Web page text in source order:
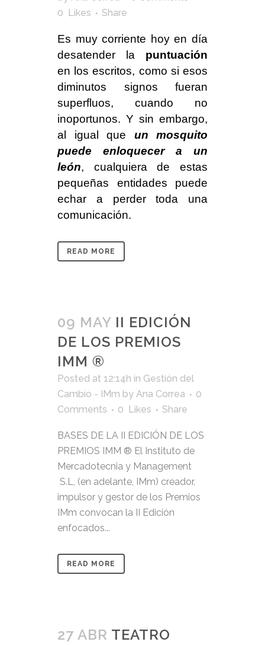
0 Likes Share
Es muy corriente hoy en día
desatender la puntuación
en los escritos, como si esos
diminutos signos fueran
superfluos, cuando no
inoportunos. Y sin embargo,
al igual que un mosquito
puede enloquecer a un
león, cualquiera de estas
pequeñas entidades puede
echar a perder toda una
comunicación.
READ MORE
09 MAY II EDICIÓN
DE LOS PREMIOS
IMM ®
Posted at 12:14h in Gestión del
Cambio - IMm by Ana Correa
0
Comments
0 Likes Share
BASES DE LA II EDICIÓN DE LOS
PREMIOS IMM ® El Instituto de
Mercadotecnia y Management
S.L, (en adelante, IMm) creador,
impulsor y gestor de los Premios
IMm convocan la II Edición
enfocados...
READ MORE
27 ABR TEATRO